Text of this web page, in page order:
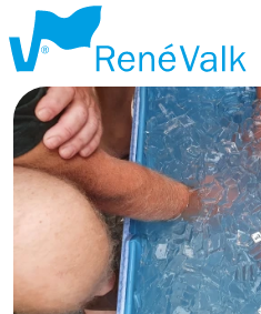
EXPERIENCE
DEN OEVER